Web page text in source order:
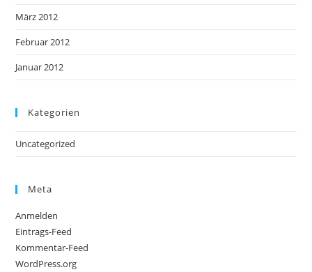
März 2012
Februar 2012
Januar 2012
Kategorien
Uncategorized
Meta
Anmelden
Eintrags-Feed
Kommentar-Feed
WordPress.org